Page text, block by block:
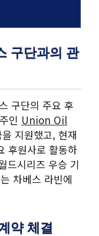
구단과의 관
구단의 주요 후
인 Union Oil
지원했고, 현재
후원사로 활동하
드시리즈 우승 기
차베스 라빈에
약 체결